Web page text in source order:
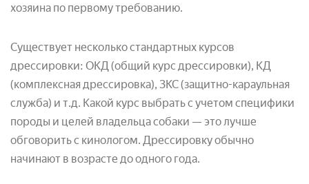
хозяина по первому требованию.
Существует несколько стандартных курсов
дрессировки: ОКД (общий курс дрессировки), КД
(комплексная дрессировка), ЗКС (защитно-караульная
служба) и т.д. Какой курс выбрать с учетом специфики
породы и целей владельца собаки — это лучше
обговорить с кинологом. Дрессировку обычно
начинают в возрасте до одного года.